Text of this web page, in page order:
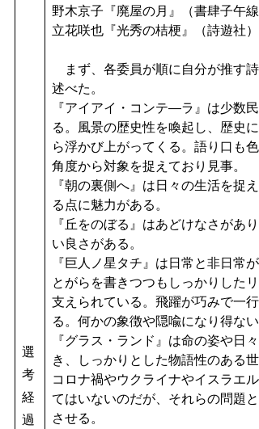
選
考
経
過
野木京子『廃屋の月』（書肆子午線
立花咲也『光秀の桔梗』（詩遊社）
まず、各委員が順に自分が推す
述べた。
『アイアイ・コンテ―ラ』は少数
る。風景の歴史性を喚起し、歴史
ら浮かび上がってくる。語り口も
角度から対象を捉えており見事。
『朝の裏側へ』は日々の生活を捉
る点に魅力がある。
『丘をのぼる』はあどけなさがあ
い良さがある。
『巨人ノ星タチ』は日常と非日常
とがらを書きつつもしっかりした
支えられている。飛躍が巧みで一
る。何かの象徴や隠喩になり得な
『グラス・ランド』は命の姿や日
き、しっかりとした物語性のある
コロナ禍やウクライナやイスラエ
てはいないのだが、それらの問題
させる。